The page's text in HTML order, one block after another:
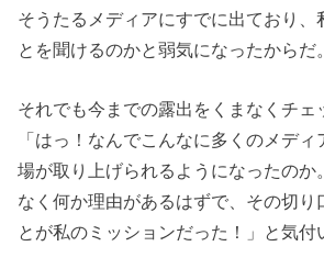
そうたるメディアにすでに出ており、
とを聞けるのかと弱気になったからだ。
それでも今までの露出をくまなくチェ
「はっ！なんでこんなに多くのメデ
場が取り上げられるようになったのか
なく何か理由があるはずで、その切り
とが私のミッションだった！」と気付